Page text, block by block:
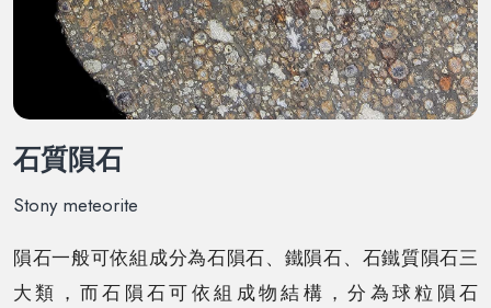
石質隕石
Stony meteorite
隕石一般可依組成分為石隕石、鐵隕石、石鐵質隕石三
大類，而石隕石可依組成物結構，分為球粒隕石